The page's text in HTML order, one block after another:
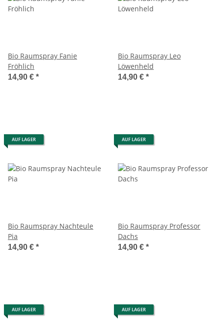
Bio Raumspray Fanie
Fröhlich
14,90 € *
Bio Raumspray Leo
Löwenheld
14,90 € *
AUF LAGER
Bio Raumspray Nachteule
Pia
14,90 € *
AUF LAGER
Bio Raumspray Professor
Dachs
14,90 € *
AUF LAGER AUF LAGER